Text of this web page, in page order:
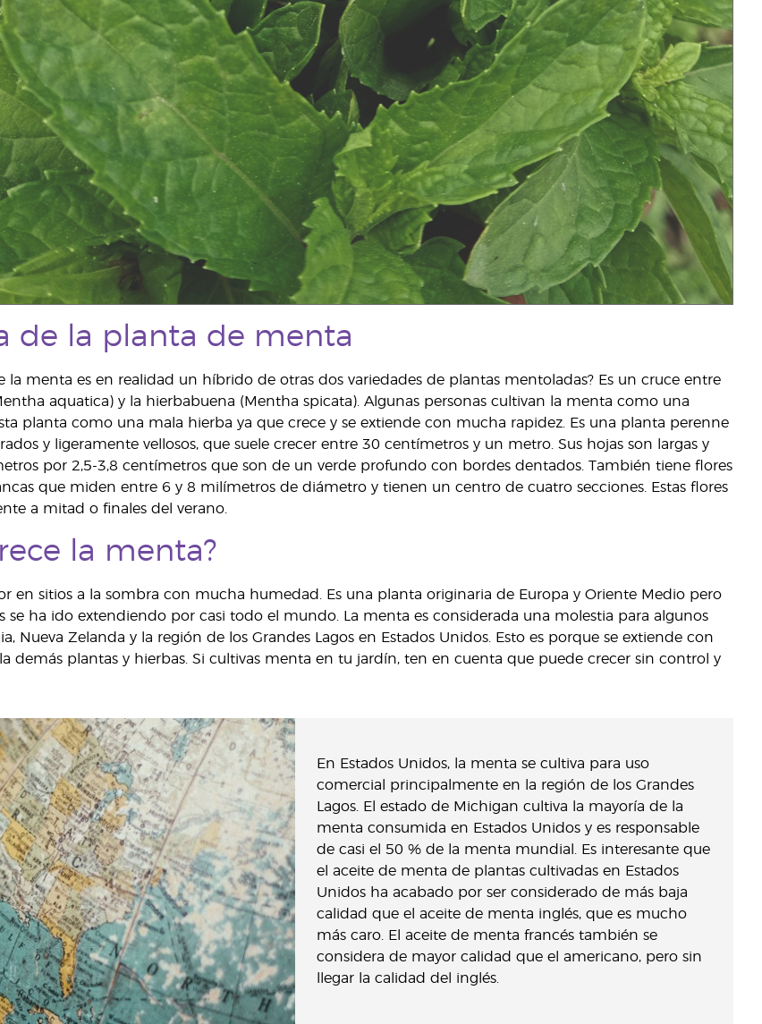
de la planta de menta
la menta es en realidad un híbrido de otras dos variedades de plantas mentoladas? Es un cruce entre
aquatica) y la hierbabuena (Mentha spicata). Algunas personas cultivan la menta como una
planta como una mala hierba ya que crece y se extiende con mucha rapidez. Es una planta perenne
y ligeramente vellosos, que suele crecer entre 30 centímetros y un metro. Sus hojas son largas y
por 2,5-3,8 centímetros que son de un verde profundo con bordes dentados. También tiene flores
que miden entre 6 y 8 milímetros de diámetro y tienen un centro de cuatro secciones. Estas flores
a mitad o finales del verano.
la menta?
en sitios a la sombra con mucha humedad. Es una planta originaria de Europa y Oriente Medio pero
se ha ido extendiendo por casi todo el mundo. La menta es considerada una molestia para algunos
Nueva Zelanda y la región de los Grandes Lagos en Estados Unidos. Esto es porque se extiende con
demás plantas y hierbas. Si cultivas menta en tu jardín, ten en cuenta que puede crecer sin control y
En Estados Unidos, la menta se cultiva para uso
comercial principalmente en la región de los Grandes
Lagos. El estado de Michigan cultiva la mayoría de la
menta consumida en Estados Unidos y es responsable
de casi el 50 % de la menta mundial. Es interesante que
el aceite de menta de plantas cultivadas en Estados
Unidos ha acabado por ser considerado de más baja
calidad que el aceite de menta inglés, que es mucho
más caro. El aceite de menta francés también se
considera de mayor calidad que el americano, pero sin
llegar la calidad del inglés.